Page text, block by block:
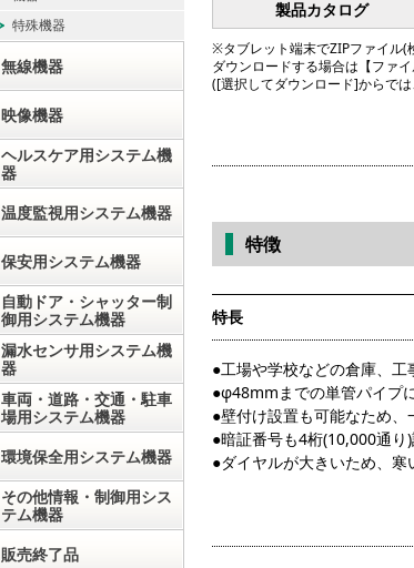
製品カタログ
※タブレット端末でZIPファイル(
ダウンロードする場合は【ファ
([選択してダウンロード]からで
特徴
特長
●工場や学校などの倉庫、工
●φ48mmまでの単管パイプ
●壁付け設置も可能なため、
●暗証番号も4桁(10,000通
●ダイヤルが大きいため、寒
特殊機器
無線機器
映像機器
ヘルスケア用システム機
器
温度監視用システム機器
保安用システム機器
自動ドア・シャッター制
御用システム機器
漏水センサ用システム機
器
車両・道路・交通・駐車
場用システム機器
環境保全用システム機器
その他情報・制御用シス
テム機器
販売終了品